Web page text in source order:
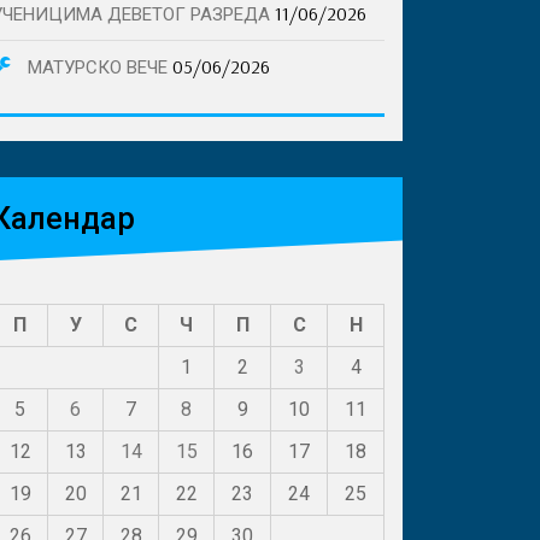
ДЕВЕТОГ РАЗРЕДА 11/06/2026
МАТУРСКО ВЕЧЕ 05/06/2026
П У С Ч П С
Н
1
2 3
4
5
6 7 8 9 10
11
12
13 14 15 16 17
18
19
20 21 22 23 24
25